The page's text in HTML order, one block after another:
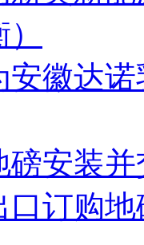
安徽达
磅安装
口订购